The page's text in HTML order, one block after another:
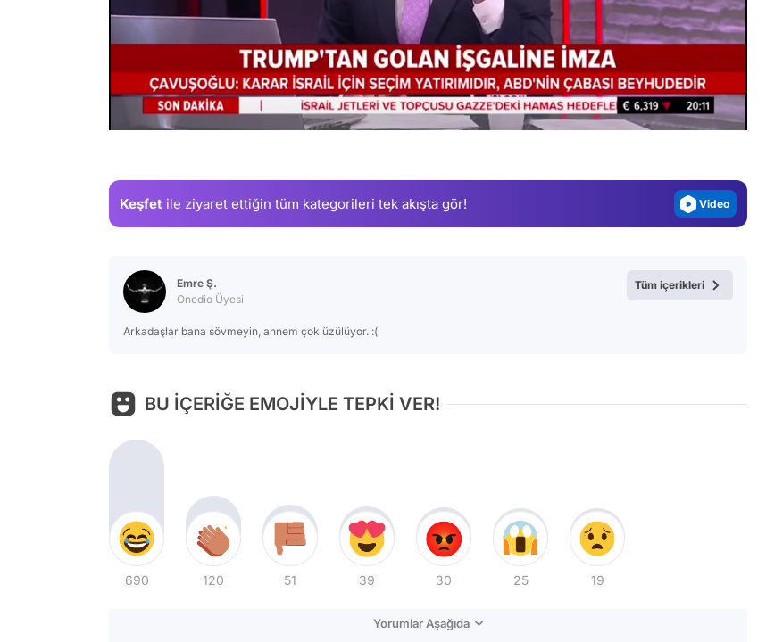
/
Keşfet ile ziyaret ettiğin tüm kategorileri tek akışta gör!
Gündem
Test
Emre Ş.
Onedio Üyesi
Arkadaşlar bana sövmeyin, annem çok üzülüyor. :(
Tüm içerikleri
BU İÇERİĞE EMOJİYLE TEPKİ VER!
690 120 51 39 30 25 19
Yorumlar Aşağıda